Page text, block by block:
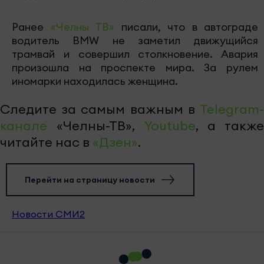
Ранее «Челны ТВ» писали, что в автограде
водитель BMW не заметил движущийся
трамвай и совершил столкновение. Авария
произошла на проспекте мира. За рулем
иномарки находилась женщина.
Следите за самым важным в Telegram-
канале «Челны-ТВ», Youtube, а также
читайте нас в «Дзен».
Перейти на страницу новости
Новости СМИ2